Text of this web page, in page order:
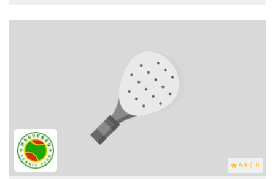
4.5 (11)